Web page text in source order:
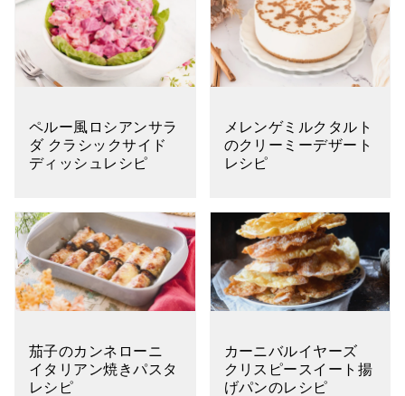
ペルー風ロシアンサラ
ダ クラシックサイド
ディッシュレシピ
メレンゲミルクタルト
のクリーミーデザート
レシピ
茄子のカンネローニ
イタリアン焼きパスタ
レシピ
カーニバルイヤーズ
クリスピースイート揚
げパンのレシピ